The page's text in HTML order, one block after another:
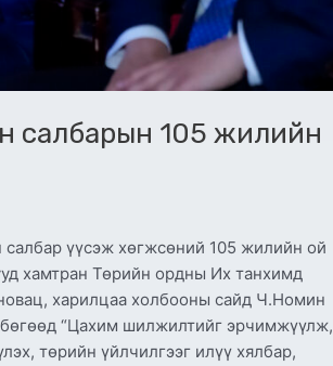
салбарын 105 жилийн
үүсэж хөгжсөний 105 жилийн ой
хамтран Төрийн ордны Их танхимд
харилцаа холбооны сайд Ч.Номин
бөгөөд “Цахим шилжилтийг эрчимжүүлж,
төрийн үйлчилгээг илүү хялбар,